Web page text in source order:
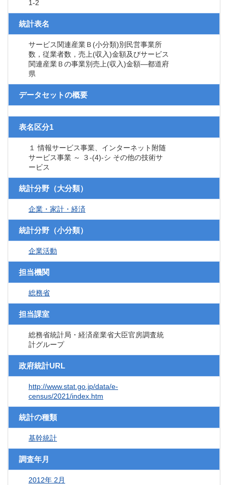
1-2
統計表名
サービス関連産業Ｂ(小分類)別民営事業所
数，従業者数，売上(収入)金額及びサービス
関連産業Ｂの事業別売上(収入)金額―都道府
県
データセットの概要
表名区分1
１ 情報サービス事業、インターネット附随
サービス事業 ～ ３-(4)-シ その他の技術サ
ービス
統計分野（大分類）
企業・家計・経済
統計分野（小分類）
企業活動
担当機関
総務省
担当課室
総務省統計局・経済産業省大臣官房調査統
計グループ
政府統計URL
http://www.stat.go.jp/data/e-
census/2021/index.htm
統計の種類
基幹統計
調査年月
2012年 2月